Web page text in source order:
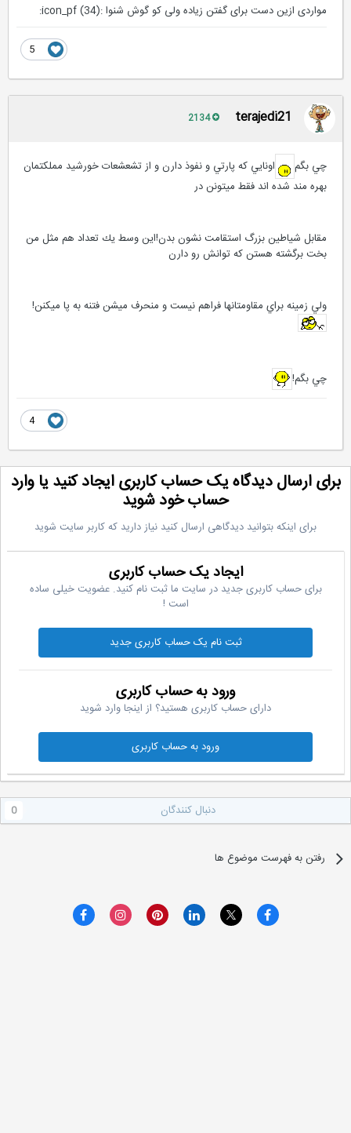
مواردی ازین دست برای گفتن زیاده ولی کو گوش شنوا :icon_pf (34):
terajedi21
چي بگم
اونايي كه پارتي و نفوذ دارن و از تشعشعات خورشيد مملكتمان
بهره مند شده اند فقط ميتونن در
مقابل شياطين بزرگ استقامت نشون بدن!اين وسط يك تعداد هم مثل من
بخت برگشته هستن كه توانش رو دارن
ولي زمينه براي مقاومتانها فراهم نيست و منحرف ميشن فتنه به پا ميكنن!
چي بگم!
ارسال دیدگاه یک حساب کاربری ایجاد کنید یا وارد
حساب خود شوید
برای اینکه بتوانید دیدگاهی ارسال کنید نیاز دارید که کاربر سایت شوید
ایجاد یک حساب کاربری
برای حساب کاربری جدید در سایت ما ثبت نام کنید. عضویت خیلی ساده
است !
ثبت نام یک حساب کاربری جدید
ورود به حساب کاربری
دارای حساب کاربری هستید؟ از اینجا وارد شوید
ورود به حساب کاربری
دنبال کنندگان
رفتن به فهرست موضوع ها